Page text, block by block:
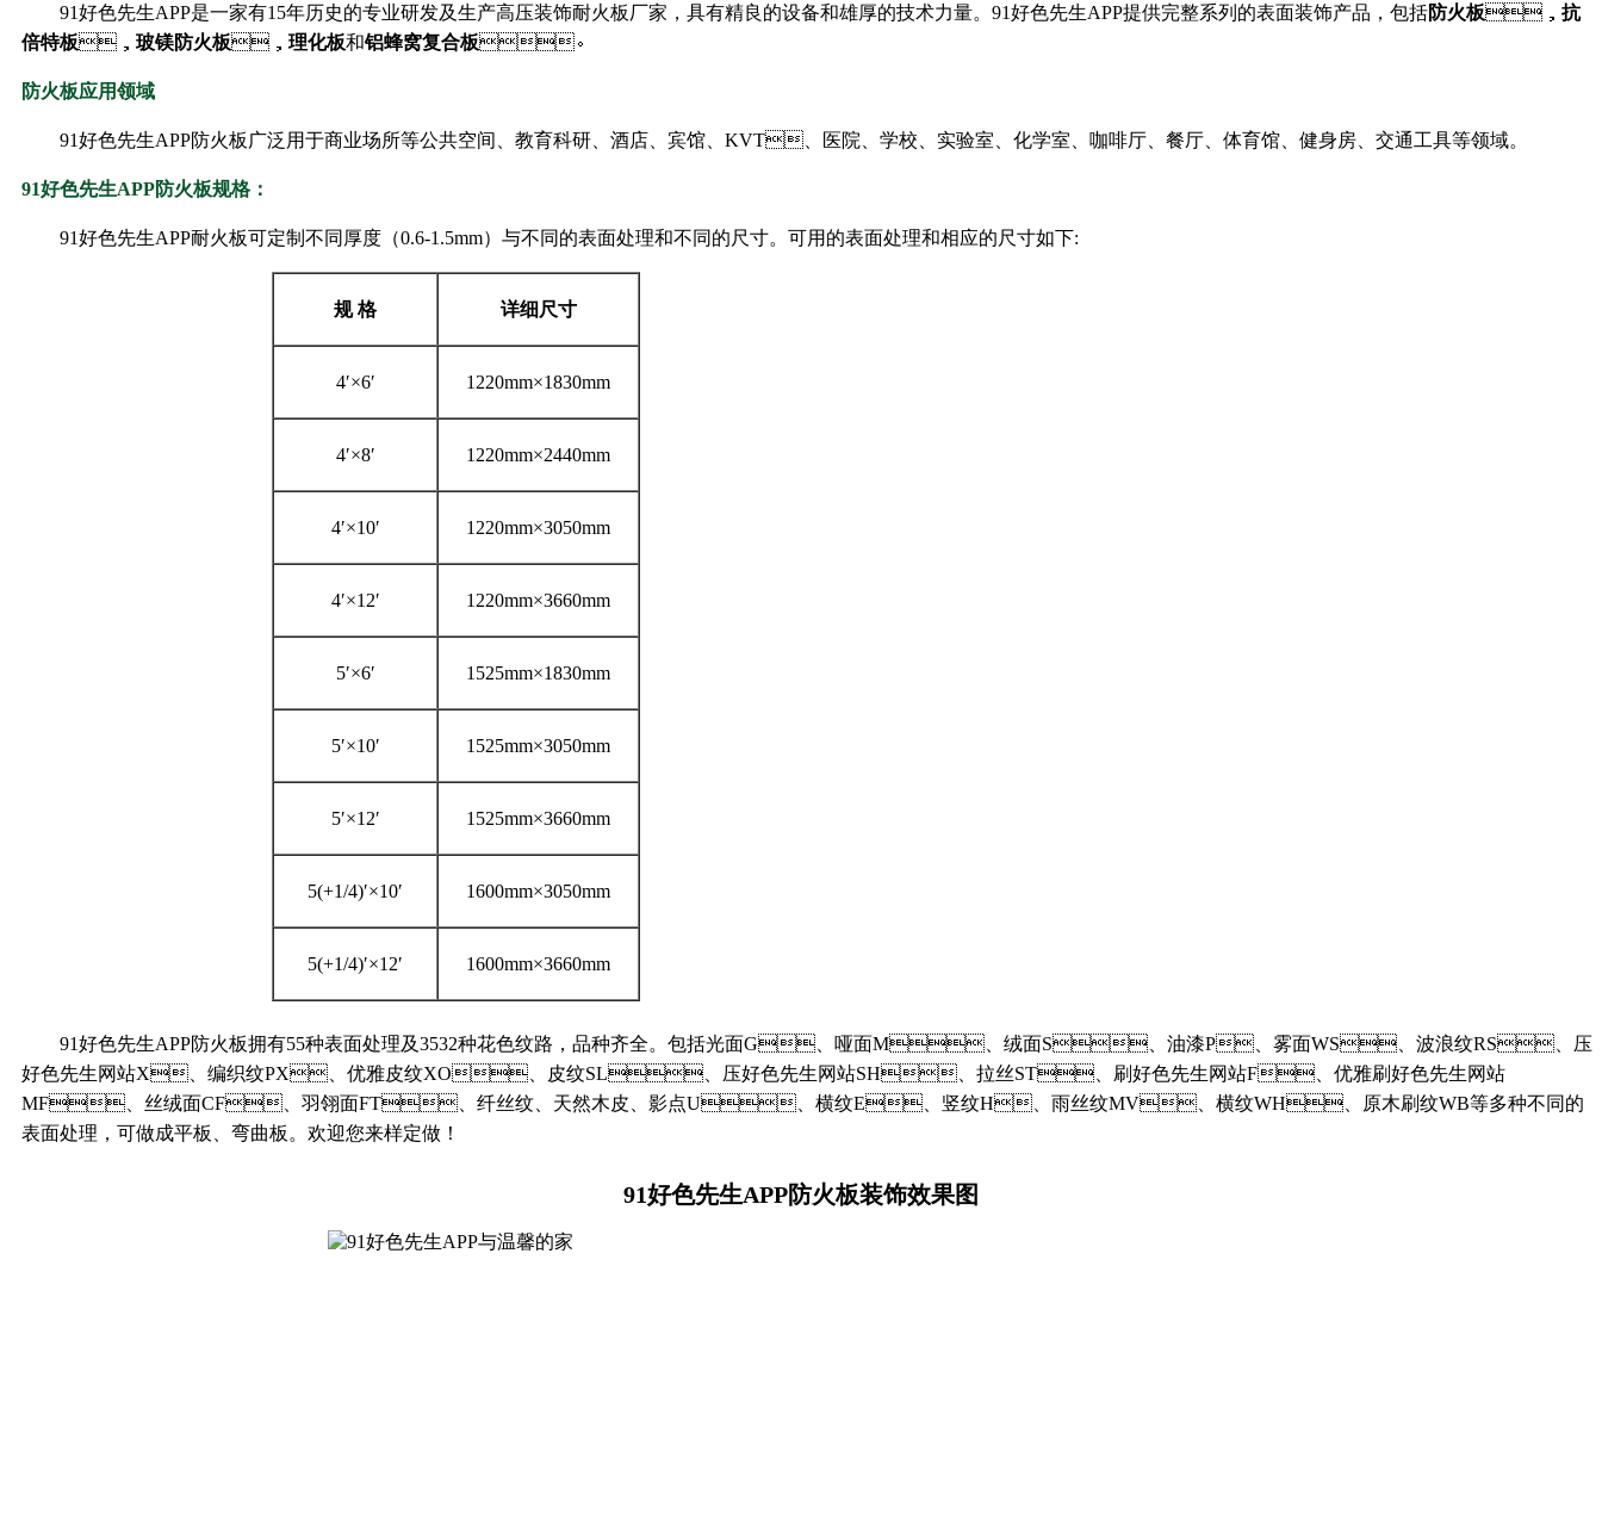
91好色先生APP是一家有15年历史的专业研发及生产高压装饰耐火板厂家，具有精良的设备和雄厚的技术力量。91好色先生APP提供完整系列的表面装饰产品，包括防火板， 抗
倍特板， 玻镁防火板， 理化板和铝蜂窝复合板。
防火板应用领域
91好色先生APP防火板广泛用于商业场所等公共空间、教育科研、酒店、宾馆、KVT、医院、学校、实验室、化学室、咖啡厅、餐厅、体育馆、健身房、交通工具等领域。
91好色先生APP防火板规格：
91好色先生APP耐火板可定制不同厚度（0.6-1.5mm）与不同的表面处理和不同的尺寸。可用的表面处理和相应的尺寸如下:
规 格 详细尺寸
4′×6′ 1220mm×1830mm
4′×8′ 1220mm×2440mm
4′×10′ 1220mm×3050mm
4′×12′ 1220mm×3660mm
5′×6′ 1525mm×1830mm
5′×10′ 1525mm×3050mm
5′×12′ 1525mm×3660mm
5(+1/4)′×10′ 1600mm×3050mm
5(+1/4)′×12′ 1600mm×3660mm
91好色先生APP防火板拥有55种表面处理及3532种花色纹路，品种齐全。包括光面G、哑面M、绒面S、油漆P、雾面WS、波浪纹RS、压
好色先生网站X、编织纹PX、优雅皮纹XO、皮纹SL、压好色先生网站SH、拉丝ST、刷好色先生网站F、优雅刷好色先生网站
MF、丝绒面CF、羽翎面FT、纤丝纹、天然木皮、影点U、横纹E、竖纹H、雨丝纹MV、横纹WH、原木刷纹WB等多种不同的
表面处理，可做成平板、弯曲板。欢迎您来样定做！
91好色先生APP防火板装饰效果图